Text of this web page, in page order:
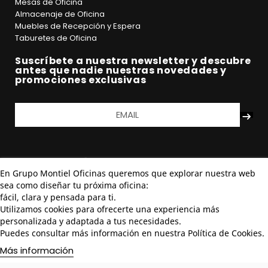
En Grupo Montiel Oficinas queremos que explorar nuestra web
sea como diseñar tu próxima oficina:
fácil, clara y pensada para ti.
Utilizamos cookies para ofrecerte una experiencia más
personalizada y adaptada a tus necesidades.
Puedes consultar más información en nuestra Política de Cookies.
Más información
ergonomía de tu espacio de trabajo, sino que también
contribuyen a un futuro más sostenible.
Almacenaje de Oficina
Muebles de Recepción y Espera
Taburetes de Oficina
Suscríbete a nuestra newsletter y descubre
antes que nadie nuestras novedades y
promociones exclusivas